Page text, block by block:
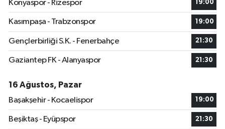
Konyaspor - Rizespor
19:00
Kasımpaşa - Trabzonspor 19:00
Gençlerbirliği S.K. - Fenerbahçe 21:30
Gaziantep FK - Alanyaspor 21:30
16 Ağustos, Pazar
Başakşehir - Kocaelispor
19:00
Beşiktaş - Eyüpspor 21:30